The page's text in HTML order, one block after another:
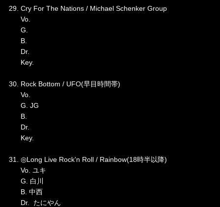
29. Cry For The Nations / Michael Schenker Group
Vo.
G.
B.
Dr.
Key.
30. Rock Bottom / UFO(早目時間帯)
Vo.
G. JG
B.
Dr.
Key.
31. ◎Long Live Rock'n Roll / Rainbow(18時半以降)
Vo. ユキ
G. 白川
B. 中西
Dr. たにやん